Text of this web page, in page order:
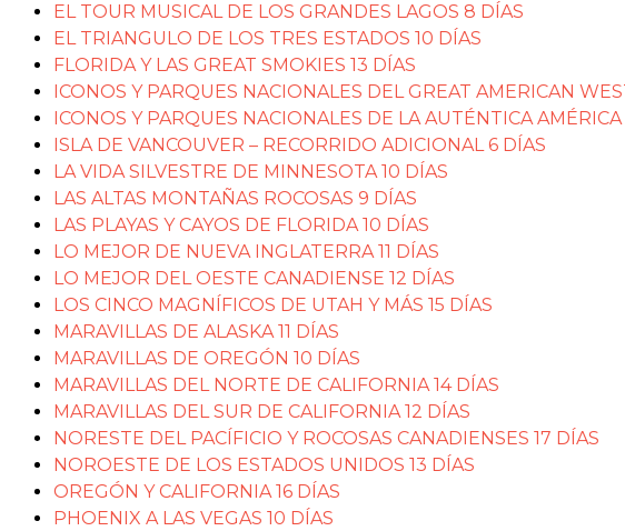
EL TOUR MUSICAL DE LOS GRANDES LAGOS 8 DÍAS
EL TRIANGULO DE LOS TRES ESTADOS 10 DÍAS
FLORIDA Y LAS GREAT SMOKIES 13 DÍAS
ICONOS Y PARQUES NACIONALES DEL GREAT AMERICAN
ICONOS Y PARQUES NACIONALES DE LA AUTÉNTICA AMÉRICA
ISLA DE VANCOUVER – RECORRIDO ADICIONAL 6 DÍAS
LA VIDA SILVESTRE DE MINNESOTA 10 DÍAS
LAS ALTAS MONTAÑAS ROCOSAS 9 DÍAS
LAS PLAYAS Y CAYOS DE FLORIDA 10 DÍAS
LO MEJOR DE NUEVA INGLATERRA 11 DÍAS
LO MEJOR DEL OESTE CANADIENSE 12 DÍAS
LOS CINCO MAGNÍFICOS DE UTAH Y MÁS 15 DÍAS
MARAVILLAS DE ALASKA 11 DÍAS
MARAVILLAS DE OREGÓN 10 DÍAS
MARAVILLAS DEL NORTE DE CALIFORNIA 14 DÍAS
MARAVILLAS DEL SUR DE CALIFORNIA 12 DÍAS
NORESTE DEL PACÍFICIO Y ROCOSAS CANADIENSES 17 DÍAS
NOROESTE DE LOS ESTADOS UNIDOS 13 DÍAS
OREGÓN Y CALIFORNIA 16 DÍAS
PHOENIX A LAS VEGAS 10 DÍAS